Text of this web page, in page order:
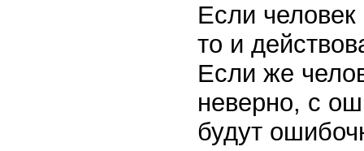
Если
то и
Если же
неверно, с
будут